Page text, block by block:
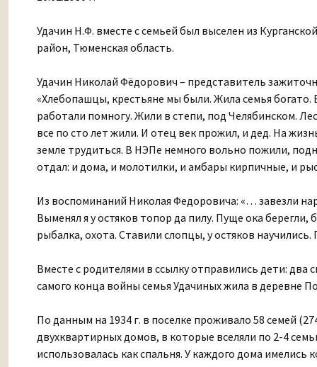
Удачин Н.Ф. вместе с семьей был выселен из
район, Тюменская область.
Удачин Николай Фёдорович – представитель
«Хлебопашцы, крестьяне мы были. Жила семья
работали помногу. Жили в степи, под Челябинском.
все по сто лет жили. И отец век прожил, и дед. На
земле трудиться. В НЭПе немного вольно пожили,
отдал: и дома, и молотилки, и амбары кирпичные, и
Из воспоминаний Николая Федоровича: «… завезли
Выменял я у остяков топор да пилу. Пуще ока
рыбалка, охота. Ставили слопцы, у остяков
Вместе с родителями в ссылку отправились дети:
самого конца войны семья Удачиных жила в деревне
По данным на 1934 г. в поселке проживало 58 семей
двухквартирных домов, в которые вселяли по 2-4
использовалась как спальня. У каждого дома